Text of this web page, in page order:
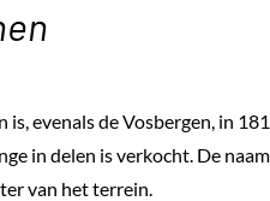
evenals de Vosbergen, in
in delen is verkocht. De
van het terrein.